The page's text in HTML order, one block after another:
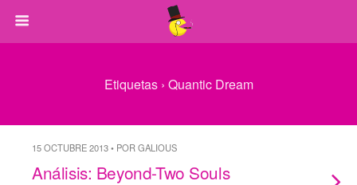
Etiquetas › Quantic Dream
15 OCTUBRE 2013 • POR GALIOUS
Análisis: Beyond-Two Souls